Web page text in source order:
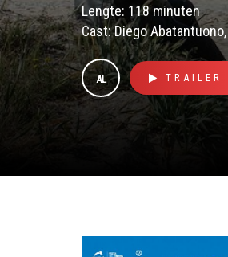
Lengte: 118 minuten
Cast: Diego
AL TRAILER